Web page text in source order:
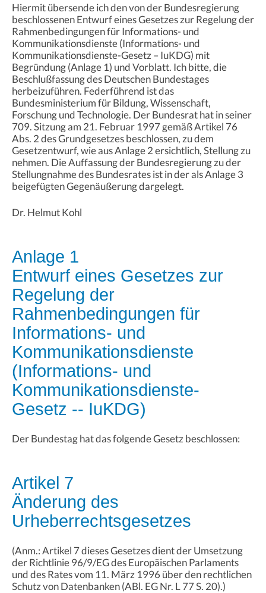
Hiermit übersende ich den von der Bundesregierung
beschlossenen Entwurf eines Gesetzes zur Regelung der
Rahmenbedingungen für Informations- und
Kommunikationsdienste (Informations- und
Kommunikationsdienste-Gesetz – IuKDG) mit
Begründung (Anlage 1) und Vorblatt. Ich bitte, die
Beschlußfassung des Deutschen Bundestages
herbeizuführen. Federführend ist das
Bundesministerium für Bildung, Wissenschaft,
Forschung und Technologie. Der Bundesrat hat in seiner
709. Sitzung am 21. Februar 1997 gemäß Artikel 76
Abs. 2 des Grundgesetzes beschlossen, zu dem
Gesetzentwurf, wie aus Anlage 2 ersichtlich, Stellung zu
nehmen. Die Auffassung der Bundesregierung zu der
Stellungnahme des Bundesrates ist in der als Anlage 3
beigefügten Gegenäußerung dargelegt.
Dr. Helmut Kohl
Anlage 1
Entwurf eines Gesetzes zur
Regelung der
Rahmenbedingungen für
Informations- und
Kommunikationsdienste
(Informations- und
Kommunikationsdienste-
Gesetz -- IuKDG)
Der Bundestag hat das folgende Gesetz beschlossen:
Artikel 7
Änderung des
Urheberrechtsgesetzes
(Anm.: Artikel 7 dieses Gesetzes dient der Umsetzung
der Richtlinie 96/9/EG des Europäischen Parlaments
und des Rates vom 11. März 1996 über den rechtlichen
Schutz von Datenbanken (ABl. EG Nr. L 77 S. 20).)